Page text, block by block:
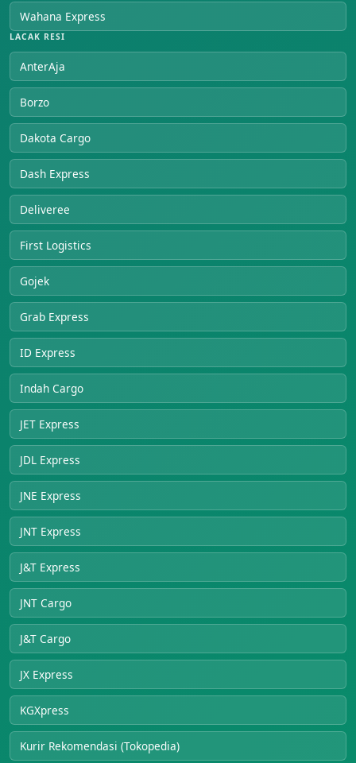
Wahana Express
LACAK RESI
AnterAja
Borzo
Dakota Cargo
Dash Express
Deliveree
First Logistics
Gojek
Grab Express
ID Express
Indah Cargo
JET Express
JDL Express
JNE Express
JNT Express
J&T Express
JNT Cargo
J&T Cargo
JX Express
KGXpress
Kurir Rekomendasi (Tokopedia)